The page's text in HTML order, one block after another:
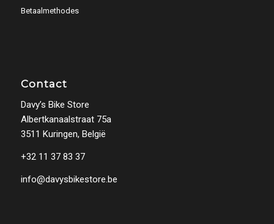
Betaalmethodes
Contact
Davy’s Bike Store
Albertkanaalstraat 75a
3511 Kuringen, België
+32 11 37 83 37
info@davysbikestore.be